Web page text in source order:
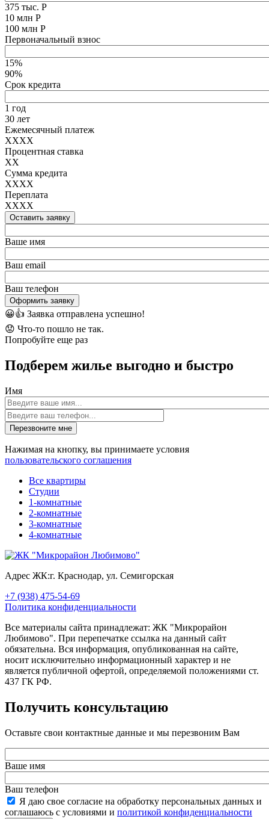
375 тыс. Р
10 млн Р
100 млн Р
Первоначальный взнос
15%
90%
Срок кредита
1 год
30 лет
Ежемесячный платеж
XXXX
Процентная ставка
XX
Сумма кредита
XXXX
Переплата
XXXX
Оставить заявку
Ваше имя
Ваш email
Ваш телефон
Оформить заявку
😀👍 Заявка отправлена успешно!
😟 Что-то пошло не так.
Попробуйте еще раз
Подберем жилье выгодно и быстро
Имя
Перезвоните мне
Нажимая на кнопку, вы принимаете условия
пользовательского соглашения
Все квартиры
Студии
1-комнатные
2-комнатные
3-комнатные
4-комнатные
Адрес ЖК:г. Краснодар, ул. Семигорская
+7 (938) 475-54-69
Политика конфиденциальности
Все материалы сайта принадлежат: ЖК "Микрорайон
Любимово". При перепечатке ссылка на данный сайт
обязательна. Вся информация, опубликованная на сайте,
носит исключительно информационный характер и не
является публичной офертой, определяемой положениями ст.
437 ГК РФ.
Получить консультацию
Оставьте свои контактные данные и мы перезвоним Вам
Ваше имя
Ваш телефон
Я даю свое согласие на обработку персональных данных и
соглашаюсь с условиями и политикой конфиденциальности